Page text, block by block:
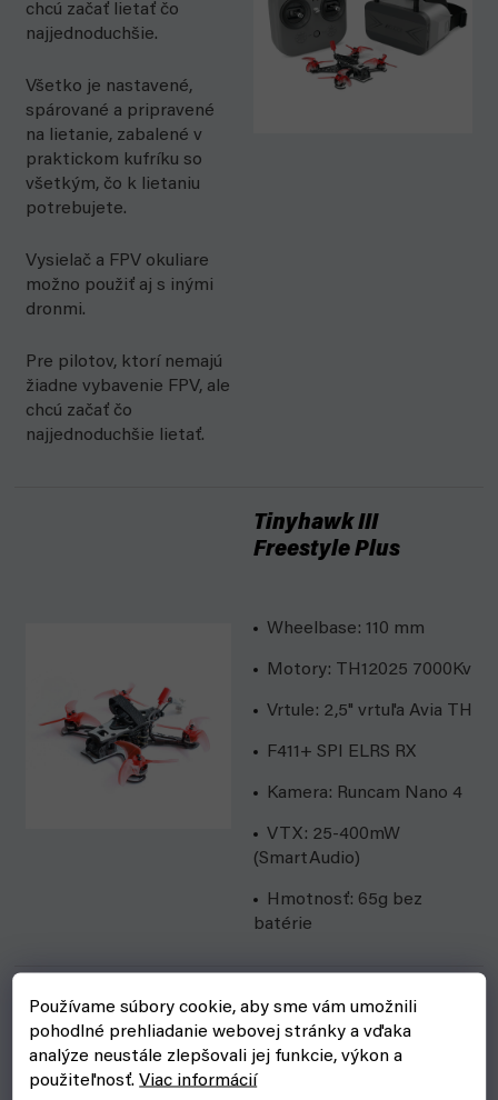
Používame súbory cookie, aby sme vám umožnili
pohodlné prehliadanie webovej stránky a vďaka
analýze neustále zlepšovali jej funkcie, výkon a
použiteľnosť.Viac informácií
chcú začať lietať čo
najjednoduchšie.
Všetko je nastavené,
spárované a pripravené
na lietanie, zabalené v
praktickom kufríku so
všetkým, čo k lietaniu
potrebujete.
Vysielač a FPV okuliare
možno použiť aj s inými
dronmi.
Pre pilotov, ktorí nemajú
žiadne vybavenie FPV, ale
chcú začať čo
najjednoduchšie lietať.
Tinyhawk III
Freestyle Plus
Wheelbase: 110 mm
Motory: TH12025 7000Kv
Vrtule: 2,5" vrtuľa Avia TH
F411+ SPI ELRS RX
Kamera: Runcam Nano 4
VTX: 25-400mW
(SmartAudio)
Hmotnosť: 65g bez
batérie
Vysielač - Emax E8
ELRS
RC vysielač Emax E8
ELRS je solídny vysielač,